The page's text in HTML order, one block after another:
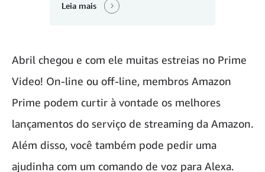
Leia mais
Abril chegou e com ele muitas estreias no Prime
Video! On-line ou off-line, membros Amazon
Prime podem curtir à vontade os melhores
lançamentos do serviço de streaming da Amazon.
Além disso, você também pode pedir uma
ajudinha com um comando de voz para Alexa.